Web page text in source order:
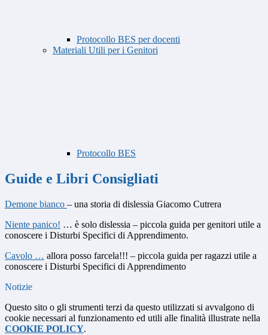
Protocollo BES per docenti
Materiali Utili per i Genitori
Protocollo BES
Guide e Libri Consigliati
Demone bianco – una storia di dislessia Giacomo Cutrera
Niente panico! … è solo dislessia – piccola guida per genitori utile a
conoscere i Disturbi Specifici di Apprendimento.
Cavolo … allora posso farcela!!! – piccola guida per ragazzi utile a
conoscere i Disturbi Specifici di Apprendimento
Notizie
Questo sito o gli strumenti terzi da questo utilizzati si avvalgono di
cookie necessari al funzionamento ed utili alle finalità illustrate nella
COOKIE POLICY.